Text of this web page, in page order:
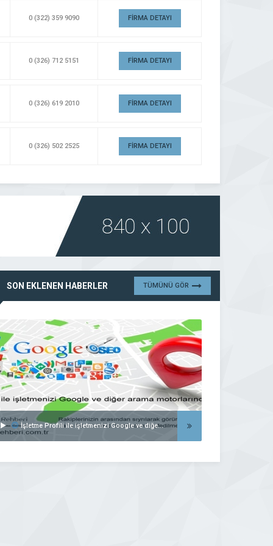
0 (322) 359 9090 FİRMA DETAYI
0 (326) 712 5151 FİRMA DETAYI
0 (326) 619 2010 FİRMA DETAYI
0 (326) 502 2525 FİRMA DETAYI
SON EKLENEN HABERLER TÜMÜNÜ GÖR
İşletme Profili ile işletmenizi Google ve diğer arama motorlarında listeleyin..